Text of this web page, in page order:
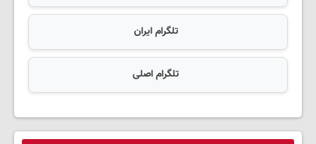
تلگرام ایران
تلگرام اصلی